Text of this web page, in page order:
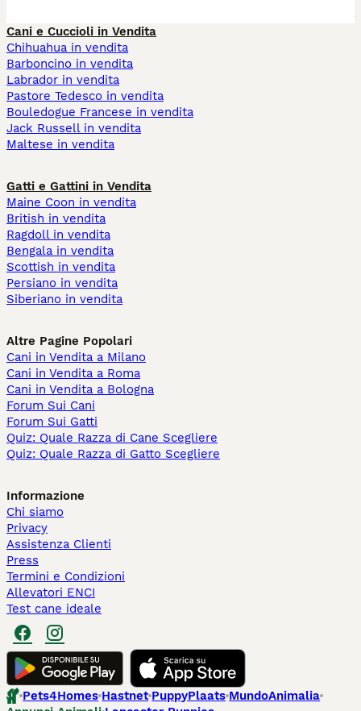
Cani e Cuccioli in Vendita
Chihuahua in vendita
Barboncino in vendita
Labrador in vendita
Pastore Tedesco in vendita
Bouledogue Francese in vendita
Jack Russell in vendita
Maltese in vendita
Gatti e Gattini in Vendita
Maine Coon in vendita
British in vendita
Ragdoll in vendita
Bengala in vendita
Scottish in vendita
Persiano in vendita
Siberiano in vendita
Altre Pagine Popolari
Cani in Vendita a Milano
Cani in Vendita a Roma
Cani in Vendita a Bologna
Forum Sui Cani
Forum Sui Gatti
Quiz: Quale Razza di Cane Scegliere
Quiz: Quale Razza di Gatto Scegliere
Informazione
Chi siamo
Privacy
Assistenza Clienti
Press
Termini e Condizioni
Allevatori ENCI
Test cane ideale
Pets4Homes Hastnet PuppyPlaats MundoAnimalia